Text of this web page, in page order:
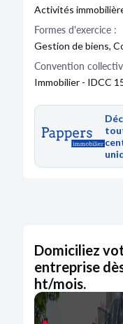
Activités
Formes d'exercice :
Gestion de biens,
Convention
Immobilier - IDCC
Domiciliez
entreprise
ht/mois.